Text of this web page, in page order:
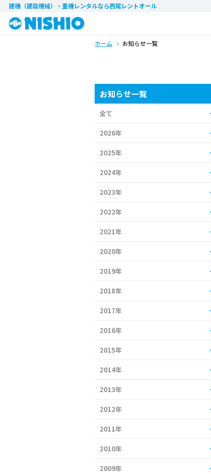
建機（建設機械）・重機レンタルなら西尾レントオール
ホーム お知らせ一覧
お知らせ一覧
全て
2026年
2025年
2024年
2023年
2022年
2021年
2020年
2019年
2018年
2017年
2016年
2015年
2014年
2013年
2012年
2011年
2010年
2009年